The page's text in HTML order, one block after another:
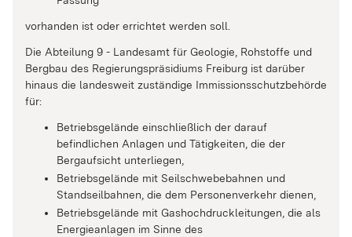
vorhanden ist oder errichtet werden soll.
Die Abteilung 9 - Landesamt für Geologie, Rohstoffe und
Bergbau des Regierungspräsidiums Freiburg ist darüber
hinaus die landesweit zuständige Immissionsschutzbehörde
für:
Betriebsgelände einschließlich der darauf
befindlichen Anlagen und Tätigkeiten, die der
Bergaufsicht unterliegen,
Betriebsgelände mit Seilschwebebahnen und
Standseilbahnen, die dem Personenverkehr dienen,
Betriebsgelände mit Gashochdruckleitungen, die als
Energieanlagen im Sinne des